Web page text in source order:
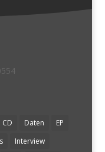
CD Daten
EP
Interview